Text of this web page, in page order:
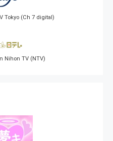
Tokyo (Ch 7 digital)
Nihon TV (NTV)